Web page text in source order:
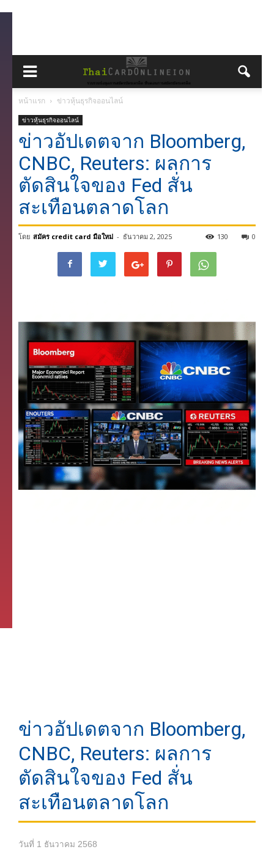
หน้าแรก ข่าวหุ้นธุรกิจออนไลน์
ข่าวหุ้นธุรกิจออนไลน์
ข่าวอัปเดตจาก Bloomberg,
CNBC, Reuters: ผลการ
ตัดสินใจของ Fed สั่น
สะเทือนตลาดโลก
โดย สมัคร credit card มือใหม่ - ธันวาคม 2, 2025 0
130
ข่าวอัปเดตจาก Bloomberg,
CNBC, Reuters: ผลการ
ตัดสินใจของ Fed สั่น
สะเทือนตลาดโลก
วันที่ 1 ธันวาคม 2568